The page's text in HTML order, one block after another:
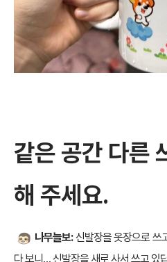
같은 공간 다른
해 주세요.
나무늘보:신발장을 옷장으로 쓰
다 보니… 신발장을 새로 사서 쓰고 있